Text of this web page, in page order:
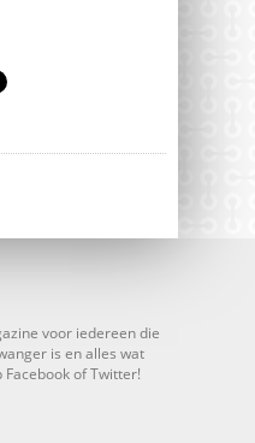
voor iedereen die
is en alles wat
of Twitter!